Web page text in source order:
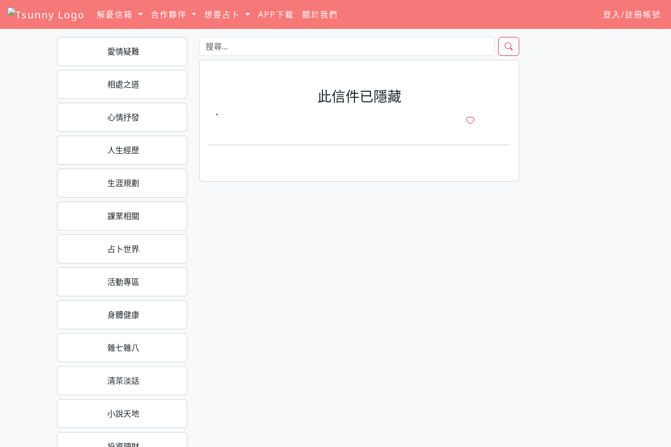
解憂信箱 合作夥伴 想要占卜 APP下載 關於我們 登入/註冊帳號
愛情疑難
相處之道
心情抒發
人生經歷
生涯規劃
課業相關
占卜世界
活動專區
身體健康
雜七雜八
清茶淡話
小說天地
此信件已隱藏
·